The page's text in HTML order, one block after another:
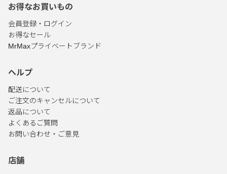
お得なお買いもの
会員登録・ログイン
お得なセール
MrMaxプライベートブランド
ヘルプ
配送について
ご注文のキャンセルについて
返品について
よくあるご質問
お問い合わせ・ご意見
店舗